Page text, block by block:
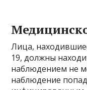
Лица,
19, должны
наблюдением не
наблюдение